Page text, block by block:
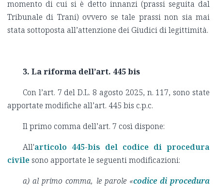
momento di cui si è detto innanzi (prassi seguita dal
Tribunale di Trani) ovvero se tale prassi non sia mai
stata sottoposta all’attenzione dei Giudici di legittimità.
3. La riforma dell’art. 445 bis
Con l’art. 7 del D.L. 8 agosto 2025, n. 117, sono state
apportate modifiche all’art. 445 bis c.p.c.
Il primo comma dell’art. 7 così dispone:
All'articolo 445-bis del codice di procedura
civile sono apportate le seguenti modificazioni:
a) al primo comma, le parole «codice di procedura